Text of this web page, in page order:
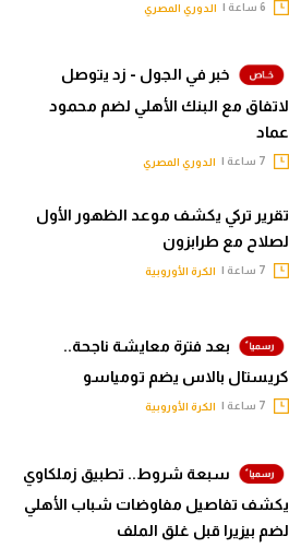
الدوري المصري
خبر في الجول - زد يتوصل
لاتفاق مع البنك الأهلي لضم محمود
عماد
الدوري المصري
تقرير تركي يكشف موعد الظهور الأول
لصلاح مع طرابزون
الكرة الأوروبية
بعد فترة معايشة ناجحة..
كريستال بالاس يضم تومياسو
الكرة الأوروبية
سبعة شروط.. تطبيق زملكاوي
يكشف تفاصيل مفاوضات شباب الأهلي
لضم بيزيرا قبل غلق الملف